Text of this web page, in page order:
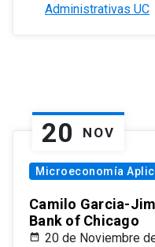
Administrativas UC
20 NOV
Microeconomía
Camilo Garcia-
Bank of Chicago
20 de Noviembre